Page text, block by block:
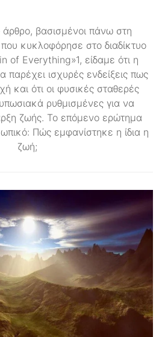
βασισμένοι πάνω στη
κυκλοφόρησε στο διαδίκτυο
of Everything»1, είδαμε ότι η
παρέχει ισχυρές ενδείξεις πως
και ότι οι φυσικές σταθερές
ρυθμισμένες για να
ζωής. Το επόμενο ερώτημα
Πώς εμφανίστηκε η ίδια η
ζωή;